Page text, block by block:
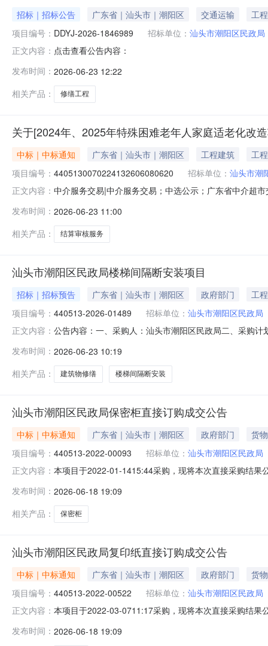
招标｜招标公告 广东省｜汕头市｜潮阳区 交通运输
工程
项目编号： DDYJ-2026-1846989 招标单位： 汕头市潮阳区民政局
正文内容： 点击查看公告内容：
发布时间： 2026-06-23 12:22
相关产品：
修缮工程
关于[2024年、2025年特殊困难老年人家庭适老化改
中标｜中标通知 广东省｜汕头市｜潮阳区 工程建筑
工程
项目编号： 4405130070224132606080620 招标单位： 汕头市潮
正文内容： 中介服务交易|中介服务交易；中选公示；广东省中介超
以合同签订为准选取中介机构方式：方案择优选取业务
发布时间： 2026-06-23 11:00
相关产品：
结算审核服务
汕头市潮阳区民政局楼梯间隔断安装项目
招标｜招标预告 广东省｜汕头市｜潮阳区 政府部门
工程
项目编号： 440513-2026-01489 招标单位： 汕头市潮阳区民政局
正文内容： 公告内容：一、采购人：汕头市潮阳区民政局二、采购
2309:46:05
发布时间： 2026-06-23 10:19
相关产品：
建筑物修缮 楼梯间隔断安装
汕头市潮阳区民政局保密柜直接订购成交公告
中标｜中标通知 广东省｜汕头市｜潮阳区 政府部门
货物
项目编号： 440513-2022-00093 招标单位： 汕头市潮阳区民政局
正文内容： 本项目于2022-01-1415:44采购，现将本次直接采购结
强型指纹+密码涉密载体保密柜Z168-B1pro,Z168-
发布时间： 2026-06-18 19:09
相关产品：
保密柜
汕头市潮阳区民政局复印纸直接订购成交公告
中标｜中标通知 广东省｜汕头市｜潮阳区 政府部门
货物
项目编号： 440513-2022-00522 招标单位： 汕头市潮阳区民政局
正文内容： 本项目于2022-03-0711:17采购，现将本次直接采购结
70gA4500张/包10包/箱（白色）,A4/70G;25￥300.0000
发布时间： 2026-06-18 19:09